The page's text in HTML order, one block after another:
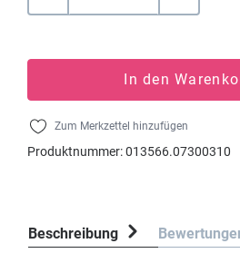
In den
Zum Merkzettel hinzufügen
Produktnummer:013566.07300310
Beschreibung